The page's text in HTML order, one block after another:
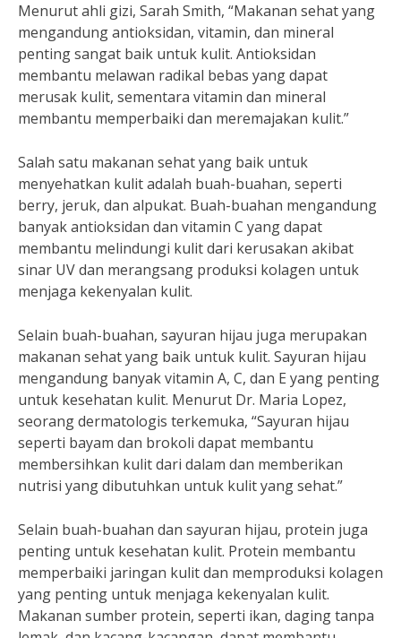
Menurut ahli gizi, Sarah Smith, “Makanan sehat yang
mengandung antioksidan, vitamin, dan mineral
penting sangat baik untuk kulit. Antioksidan
membantu melawan radikal bebas yang dapat
merusak kulit, sementara vitamin dan mineral
membantu memperbaiki dan meremajakan kulit.”
Salah satu makanan sehat yang baik untuk
menyehatkan kulit adalah buah-buahan, seperti
berry, jeruk, dan alpukat. Buah-buahan mengandung
banyak antioksidan dan vitamin C yang dapat
membantu melindungi kulit dari kerusakan akibat
sinar UV dan merangsang produksi kolagen untuk
menjaga kekenyalan kulit.
Selain buah-buahan, sayuran hijau juga merupakan
makanan sehat yang baik untuk kulit. Sayuran hijau
mengandung banyak vitamin A, C, dan E yang penting
untuk kesehatan kulit. Menurut Dr. Maria Lopez,
seorang dermatologis terkemuka, “Sayuran hijau
seperti bayam dan brokoli dapat membantu
membersihkan kulit dari dalam dan memberikan
nutrisi yang dibutuhkan untuk kulit yang sehat.”
Selain buah-buahan dan sayuran hijau, protein juga
penting untuk kesehatan kulit. Protein membantu
memperbaiki jaringan kulit dan memproduksi kolagen
yang penting untuk menjaga kekenyalan kulit.
Makanan sumber protein, seperti ikan, daging tanpa